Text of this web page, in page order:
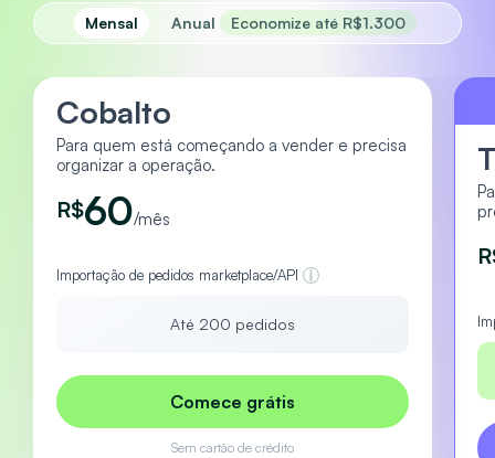
Mensal Anual Economize até R$1.300
Cobalto
Para quem está começando a vender e precisa
organizar a operação.
R$60/mês
Importação de pedidos marketplace/API
Até 200 pedidos
Comece grátis
Sem cartão de crédito